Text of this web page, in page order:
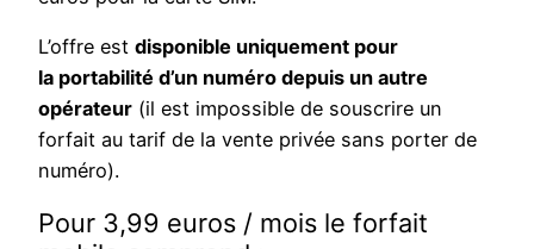
L’offre est disponible uniquement pour
la portabilité d’un numéro depuis un autre
opérateur (il est impossible de souscrire un
forfait au tarif de la vente privée sans porter de
numéro).
Pour 3,99 euros / mois le forfait